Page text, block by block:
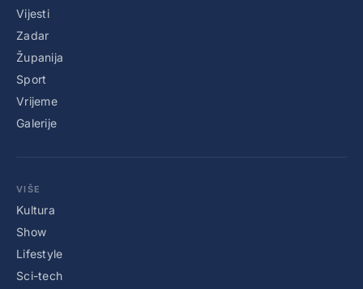
Vijesti
Zadar
Županija
Sport
Vrijeme
Galerije
VIŠE
Kultura
Show
Lifestyle
Sci-tech